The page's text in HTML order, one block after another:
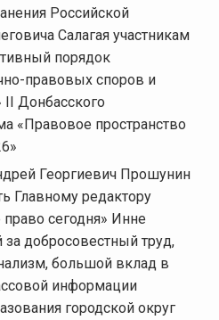
Российской
Салагая участникам
порядок
правовых споров и
Донбасского
«Правовое пространство
Георгиевич Прошунин
Главному редактору
сегодня» Инне
добросовестный труд,
большой вклад в
информации
городской округ